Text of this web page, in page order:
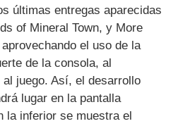
últimas entregas aparecidas
of Mineral Town, y More
el uso de la
de la consola, al
juego. Así, el desarrollo
lugar en la pantalla
la inferior se muestra el